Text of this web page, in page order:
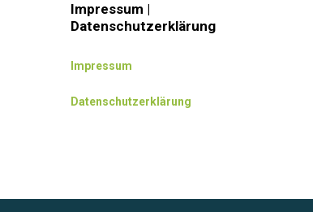
Impressum |
Datenschutzerklärung
Impressum
Datenschutzerklärung